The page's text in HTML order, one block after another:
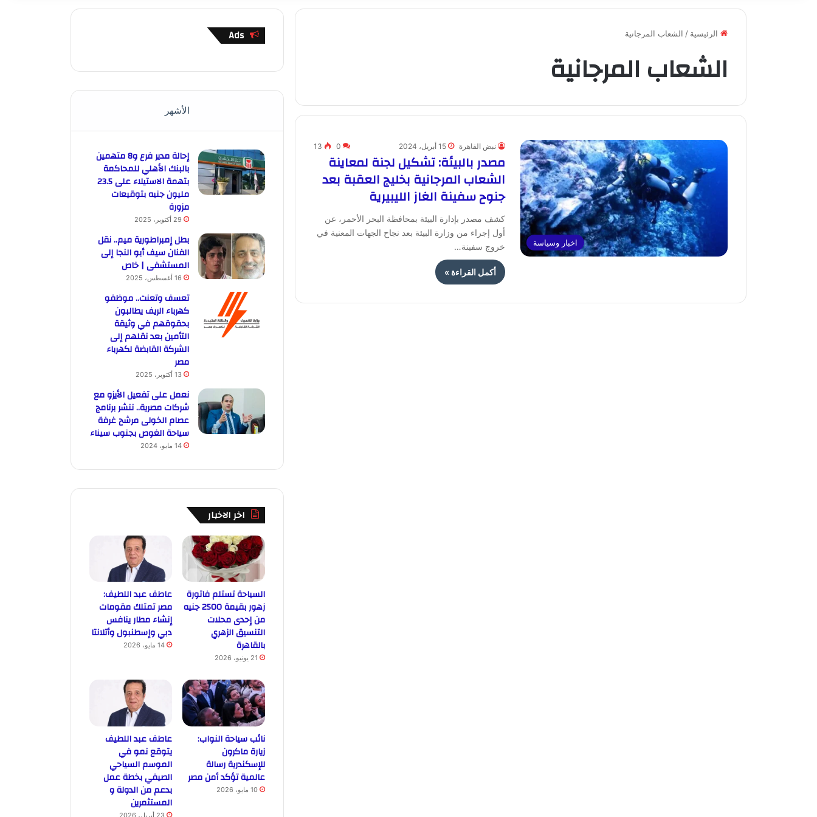
الرئيسية / الشعاب المرجانية
الشعاب المرجانية
اخبار وسياسة
نبض القاهرة 15 أبريل، 2024 0
13
مصدر بالبيئة: تشكيل لجنة لمعاينة
الشعاب المرجانية بخليج العقبة بعد
جنوح سفينة الغاز الليبيرية
كشف مصدر بإدارة البيئة بمحافظة البحر الأحمر، عن
أول إجراء من وزارة البيئة بعد نجاح الجهات المعنية في
خروج سفينة…
أكمل القراءة »
Ads
الأشهر
إحالة مدير فرع و8 متهمين
بالبنك الأهلي للمحاكمة
بتهمة الاستيلاء على 23.5
مليون جنيه بتوقيعات
مزورة
29 أكتوبر، 2025
بطل إمبراطورية ميم.. نقل
الفنان سيف أبو النجا إلى
المستشفى | خاص
16 أغسطس، 2025
تعسف وتعنت.. موظفو
كهرباء الريف يطالبون
بحقوقهم في وثيقة
التأمين بعد نقلهم إلى
الشركة القابضة لكهرباء
مصر
13 أكتوبر، 2025
نعمل على تفعيل الأيزو مع
شركات مصرية.. ننشر برنامج
عصام الخولى مرشح غرفة
سياحة الغوص بجنوب سيناء
14 مايو، 2024
اخر الاخبار
السياحة تستلم فاتورة
زهور بقيمة 2500 جنيه
من إحدى محلات
التنسيق الزهري
بالقاهرة
21 يونيو، 2026
عاطف عبد اللطيف:
مصر تمتلك مقومات
إنشاء مطار ينافس
دبي وإسطنبول وأتلانتا
14 مايو، 2026
نائب سياحة النواب:
زيارة ماكرون
للإسكندرية رسالة
عالمية تؤكد أمن مصر
10 مايو، 2026
عاطف عبد اللطيف
يتوقع نمو في
الموسم السياحي
الصيفي بخطة عمل
بدعم من الدولة و
المستثمرين
23 أبريل، 2026